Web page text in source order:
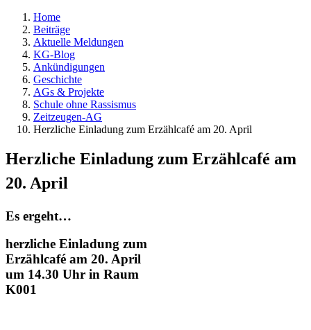
Home
Beiträge
Aktuelle Meldungen
KG-Blog
Ankündigungen
Geschichte
AGs & Projekte
Schule ohne Rassismus
Zeitzeugen-AG
Herzliche Einladung zum Erzählcafé am 20. April
Herzliche Einladung zum Erzählcafé am
20. April
Es ergeht…
herzliche Einladung zum
Erzählcafé am 20. April
um 14.30 Uhr in Raum
K001